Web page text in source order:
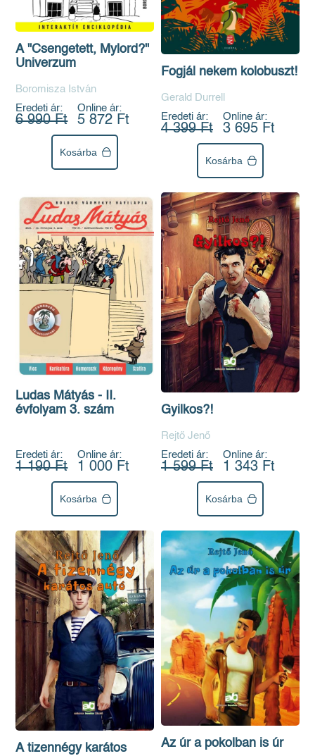
A "Csengetett, Mylord?"
Univerzum
Boromisza István
Eredeti ár:
6 990 Ft
Online ár:
5 872 Ft
Kosárba
Fogjál nekem kolobuszt!
Gerald Durrell
Eredeti ár:
4 399 Ft
Online ár:
3 695 Ft
Kosárba
Ludas Mátyás - II.
évfolyam 3. szám
Eredeti ár:
1 190 Ft
Online ár:
1 000 Ft
Kosárba
Gyilkos?!
Rejtő Jenő
Eredeti ár:
1 599 Ft
Online ár:
1 343 Ft
Kosárba
A tizennégy karátos
Az úr a pokolban is úr